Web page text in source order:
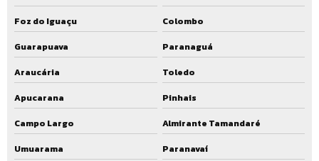
Ampliação de ete custo
Orçamento ampliação de ete
Empresa de ampliação de ete
Empresa que faz ampliação de ete
Serviço de ampliação de ete
Ampliação de eta
Foz do Iguaçu
Colombo
Guarapuava
Paranaguá
Araucária
Toledo
Apucarana
Pinhais
Campo Largo
Almirante Tamandaré
Umuarama
Paranavaí